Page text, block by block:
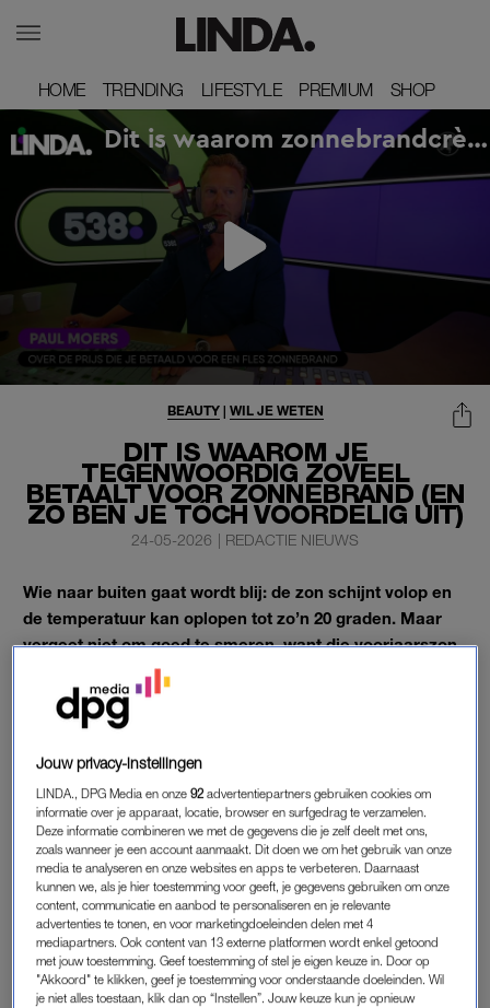
HOME
HOME TRENDING
TRENDING LIFESTYLE
LIFESTYLE PREMIUM
PREMIUM SHOP
SHOP
DIT IS WAAROM JE
TEGENWOORDIG ZOVEEL
BETAALT VOOR ZONNEBRAND (EN
ZO BEN JE TÓCH VOORDELIG UIT)
BEAUTY| WIL JE WETEN
24-05-2026 | REDACTIE NIEUWS
Wie naar buiten gaat wordt blij: de zon schijnt volop en
de temperatuur kan oplopen tot zo’n 20 graden. Maar
vergeet niet om goed te smeren, want die voorjaarszon
kan verraderlijk zijn.
Voor een fijnezonnebrandcrème
andere landen schrikbarend hoog.
PRIJS ZONNEBRAND
Op sommige plekken betaal je voor een gemiddelde fles al
snel 30 euro. Wanneer je vervolgens de grens overgaat richting
Duitsland, kost zo’n zelfde fles slechts de helft van de prijs.
Hoe kan dat?
“In Nederland zetten ze die prijs bewust veel te hoog, vaak het
Jouw privacy-instellingen
LINDA., DPG Media en onze92 advertentiepartners gebruiken cookies om
informatie over je apparaat, locatie, browser en surfgedrag te verzamelen.
Deze informatie combineren we met de gegevens die je zelf deelt met ons,
zoals wanneer je een account aanmaakt. Dit doen we om het gebruik van onze
media te analyseren en onze websites en apps te verbeteren. Daarnaast
kunnen we, als je hier toestemming voor geeft, je gegevens gebruiken om onze
content, communicatie en aanbod te personaliseren en je relevante
advertenties te tonen, en voor marketingdoeleinden delen met 4
mediapartners. Ook content van 13 externe platformen wordt enkel getoond
met jouw toestemming. Geef toestemming of stel je eigen keuze in. Door op
"Akkoord" te klikken, geef je toestemming voor onderstaande doeleinden. Wil
je niet alles toestaan, klik dan op “Instellen”. Jouw keuze kun je opnieuw